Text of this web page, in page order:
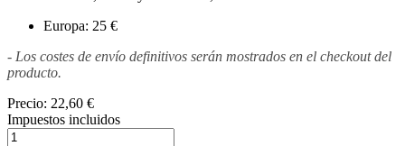
Europa: 25 €
- Los costes de envío definitivos serán mostrados en el checkout del
producto.
Precio: 22,60 €
Impuestos incluidos